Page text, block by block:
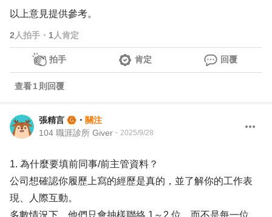
以上意見提供參考。
2 人拍手 ・ 1 人肯定
拍手 肯定 回覆
查看1 則回覆
張精言 ・ 關注
104 職涯診所 Giver ・ 2025/9/28
1. 為什麼要填前同事/前主管資料？
公司想確認你履歷上寫的經歷是真的，並了解你的工作表
現、人際互動。
多數情況下，他們只會抽樣聯絡 1～2 位，而不是每一位。